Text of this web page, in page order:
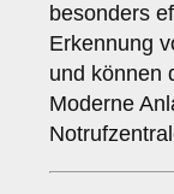
besonders
Erkennung
und können
Moderne